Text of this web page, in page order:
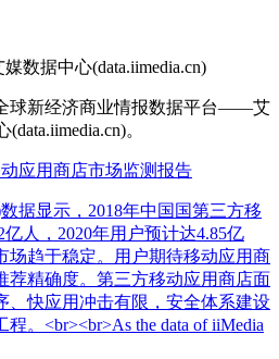
据中心(data.iimedia.cn)
新经济商业情报数据平台——艾
。
应用商店市场监测报告
据显示，2018年中国国第三方移
人，2020年用户预计达4.85亿
场趋于稳定。用户期待移动应用商
荐精确度。第三方移动应用商店面
、快应用冲击有限，安全体系建设
。<br><br>As the data of iiMedia